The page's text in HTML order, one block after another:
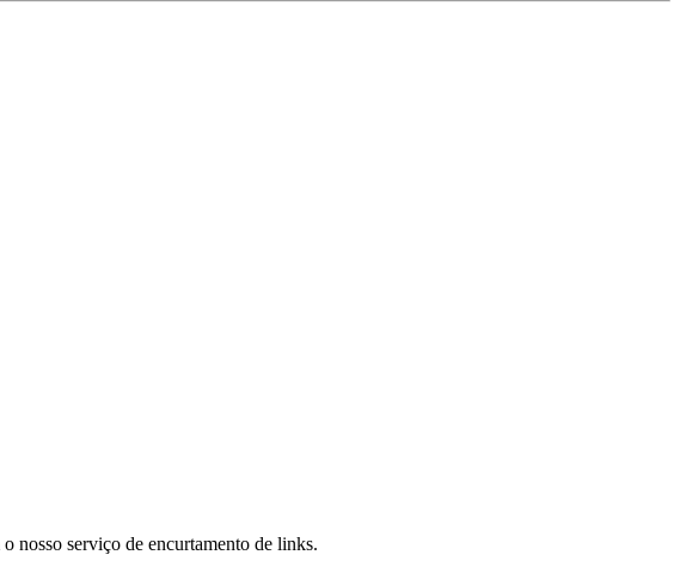
nosso serviço de encurtamento de links.